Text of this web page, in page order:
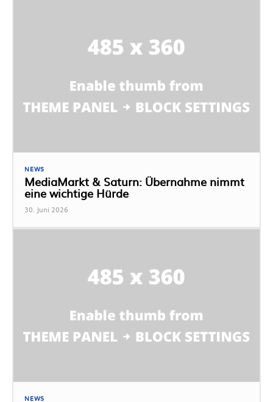
NEWS
MediaMarkt & Saturn: Übernahme nimmt
eine wichtige Hürde
30. Juni 2026
NEWS